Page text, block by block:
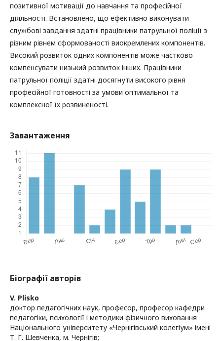
позитивної мотивації до навчання та професійної
діяльності. Встановлено, що ефективно виконувати
службові завдання здатні працівники патрульної поліції з
різним рівнем сформованості виокремлених компонентів.
Високий розвиток одних компонентів може частково
компенсувати низький розвиток інших. Працівники
патрульної поліції здатні досягнути високого рівня
професійної готовності за умови оптимальної та
комплексної їх розвиненості.
Завантаження
Біографії авторів
V. Plisko
доктор педагогічних наук, професор, професор кафедри
педагогіки, психології і методики фізичного виховання
Національного університету «Чернігівський колегіум» імені
Т. Г. Шевченка, м. Чернігів;